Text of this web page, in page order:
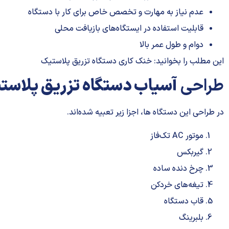
عدم نیاز به مهارت و تخصص خاص برای کار با دستگاه
قابلیت استفاده در ایستگاه‌های بازیافت محلی
دوام و طول عمر بالا
این مطلب را بخوانید: خنک کاری دستگاه تزریق پلاستیک
طراحیآسیاب دستگاه تزریق
در طراحی این دستگاه ها، اجزا زیر تعبیه شده‌اند.
موتور AC تک‌فاز
گیربکس
چرخ دنده ساده
تیغه‌های خردکن
قاب دستگاه
بلبرینگ